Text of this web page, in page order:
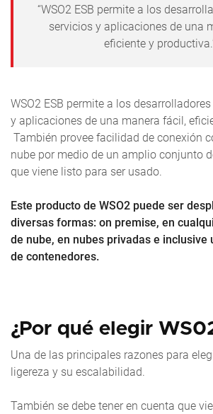
“WSO2 ESB permite a los
servicios y aplicaciones de una
eficiente y
WSO2 ESB permite a los
y aplicaciones de una manera fácil,
También provee facilidad de conexión
nube por medio de un amplio conjunto
que viene listo para ser usado.
Este producto de WSO2 puede ser
diversas formas: on premise, en
de nube, en nubes privadas e inclusive
de contenedores.
¿Por qué elegir
Una de las principales razones para
ligereza y su escalabilidad.
También se debe tener en cuenta que